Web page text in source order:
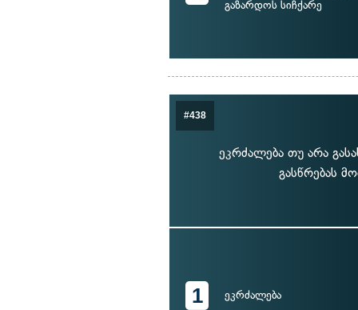
გაზარდოს სიჩქარე
#438
ეკრძალება თუ არა
გასწრებას
1 ეკრძალება